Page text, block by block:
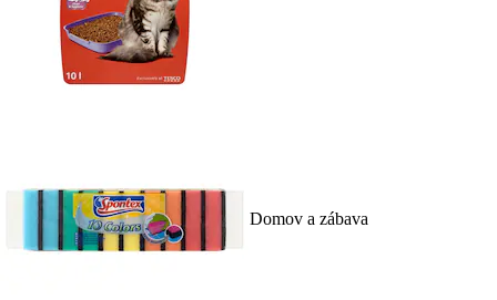
Domov a zábava